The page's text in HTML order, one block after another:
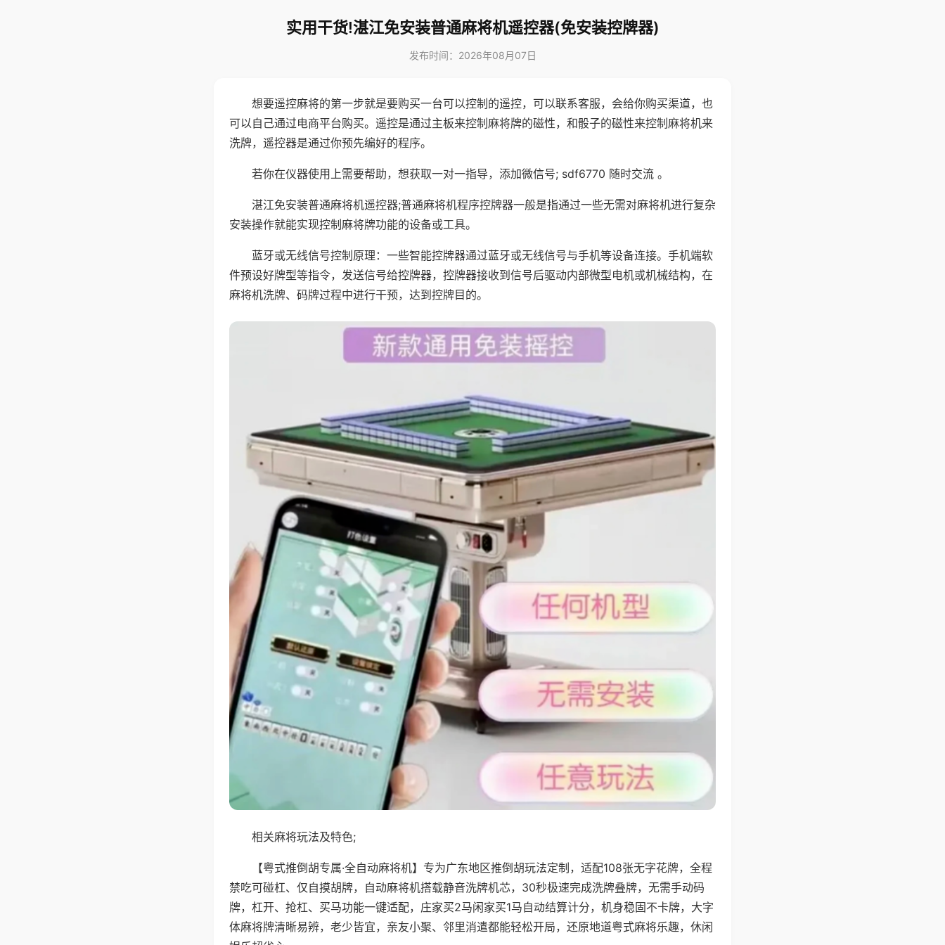
实用干货!湛江免安装普通麻将机遥控器(免安装控牌器)
发布时间：2026年08月07日
想要遥控麻将的第一步就是要购买一台可以控制的遥控，可以联系客服，会给你购买渠道，也
可以自己通过电商平台购买。遥控是通过主板来控制麻将牌的磁性，和骰子的磁性来控制麻将机来
洗牌，遥控器是通过你预先编好的程序。
若你在仪器使用上需要帮助，想获取一对一指导，添加微信号; sdf6770 随时交流 。
湛江免安装普通麻将机遥控器;普通麻将机程序控牌器一般是指通过一些无需对麻将机进行复杂
安装操作就能实现控制麻将牌功能的设备或工具。
蓝牙或无线信号控制原理：一些智能控牌器通过蓝牙或无线信号与手机等设备连接。手机端软
件预设好牌型等指令，发送信号给控牌器，控牌器接收到信号后驱动内部微型电机或机械结构，在
麻将机洗牌、码牌过程中进行干预，达到控牌目的。
相关麻将玩法及特色;
【粤式推倒胡专属·全自动麻将机】专为广东地区推倒胡玩法定制，适配108张无字花牌，全程
禁吃可碰杠、仅自摸胡牌，自动麻将机搭载静音洗牌机芯，30秒极速完成洗牌叠牌，无需手动码
牌，杠开、抢杠、买马功能一键适配，庄家买2马闲家买1马自动结算计分，机身稳固不卡牌，大字
体麻将牌清晰易辨，老少皆宜，亲友小聚、邻里消遣都能轻松开局，还原地道粤式麻将乐趣，休闲